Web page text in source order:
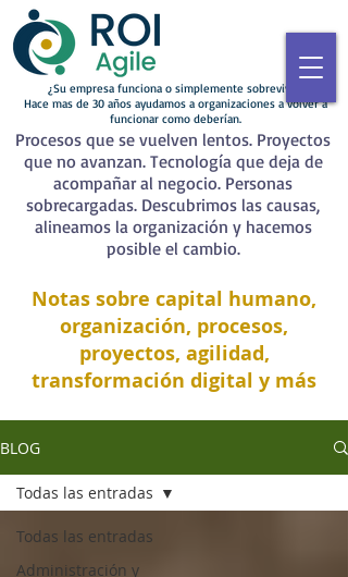
¿Su empresa funciona o simplemente sobrevive?
Hace mas de 30 años ayudamos a organizaciones a volver a
funcionar como deberían.
Procesos que se vuelven lentos. Proyectos
que no avanzan. Tecnología que deja de
acompañar al negocio. Personas
sobrecargadas. Descubrimos las causas,
alineamos la organización y hacemos
posible el cambio.
Notas sobre capital humano,
organización, procesos,
proyectos, agilidad,
transformación digital y más
BLOG
Todas las entradas
Administración y
Todas las entradas